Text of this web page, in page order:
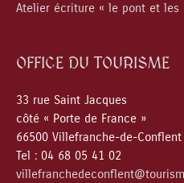
Atelier écriture « le pont et les
OFFICE DU TOURISME
33 rue Saint Jacques
côté « Porte de France »
66500 Villefranche-de-Conflent
Tel : 04 68 05 41 02